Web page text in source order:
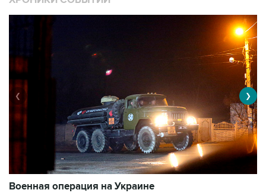
Военная операция на Украине
❮ ❯